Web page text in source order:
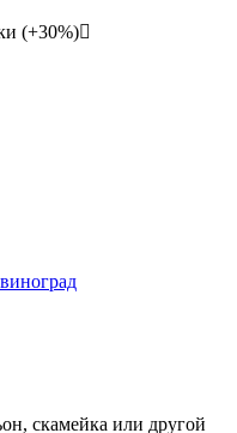
(+30%)
скамейка или другой